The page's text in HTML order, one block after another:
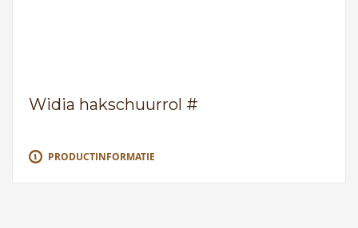
Widia hakschuurrol #
PRODUCTINFORMATIE